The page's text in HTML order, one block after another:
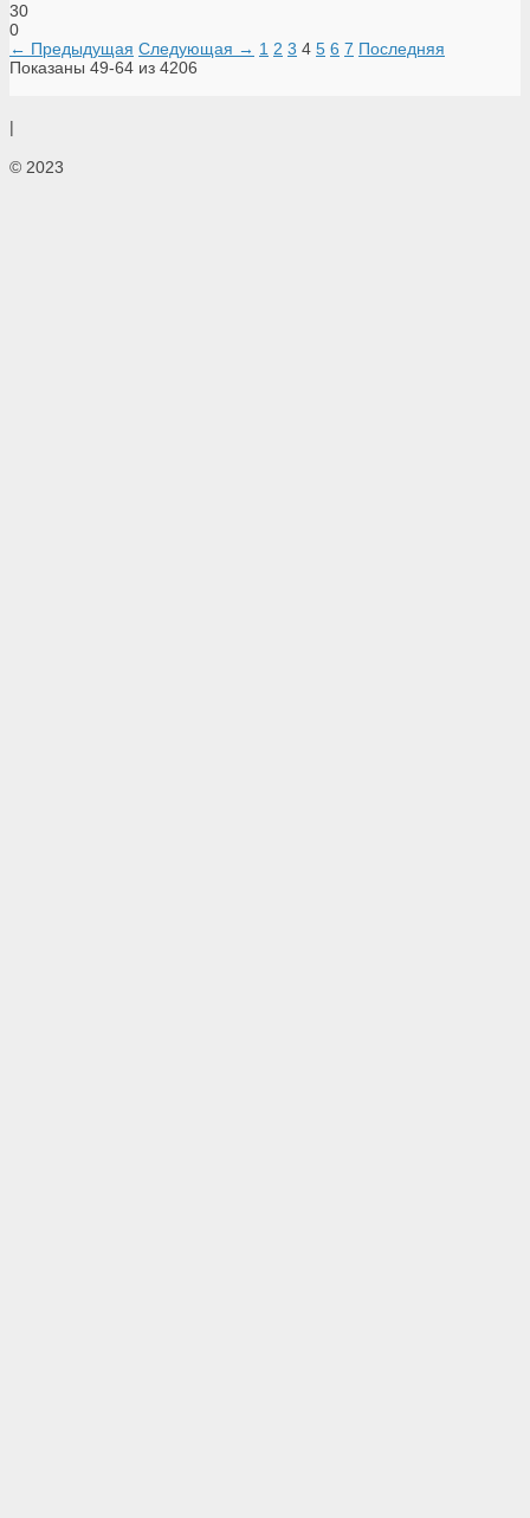
30
0
← Предыдущая Следующая → 1 2 3 4 5 6 7 Последняя
Показаны 49-64 из 4206
|
© 2023